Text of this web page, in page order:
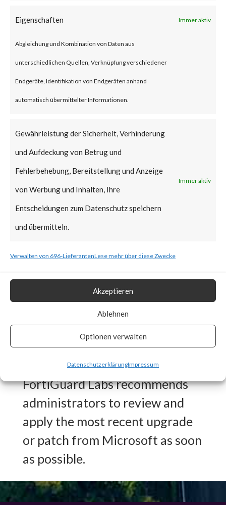
Eigenschaften Immer aktiv
Abgleichung und Kombination von Daten aus
unterschiedlichen Quellen, Verknüpfung verschiedener
Endgeräte, Identifikation von Endgeräten anhand
automatisch übermittelter Informationen.
Gewährleistung der Sicherheit, Verhinderung
und Aufdeckung von Betrug und
Fehlerbehebung, Bereitstellung und Anzeige
von Werbung und Inhalten, Ihre
Entscheidungen zum Datenschutz speichern
und übermitteln.
Immer aktiv
Verwalten von 696-LieferantenLese mehr über diese Zwecke
Akzeptieren
Ablehnen
Optionen verwalten
DatenschutzerklärungImpressum
reported that the flaw has been
actively exploited in the wild.
Microsoft released a patch on
Patch Tuesday updates. Please
follow the link to learn more
about mitigation steps. [ Link ]
What FortiGuard Coverage is
available?
FortiGuard Labs has an
Endpoint Vulnerability
Signature in place for CVE-
2024-21410 to detect any
vulnerable systems and auto
patch if enabled.
FortiGuard Labs recommends
administrators to review and
apply the most recent upgrade
or patch from Microsoft as soon
as possible.